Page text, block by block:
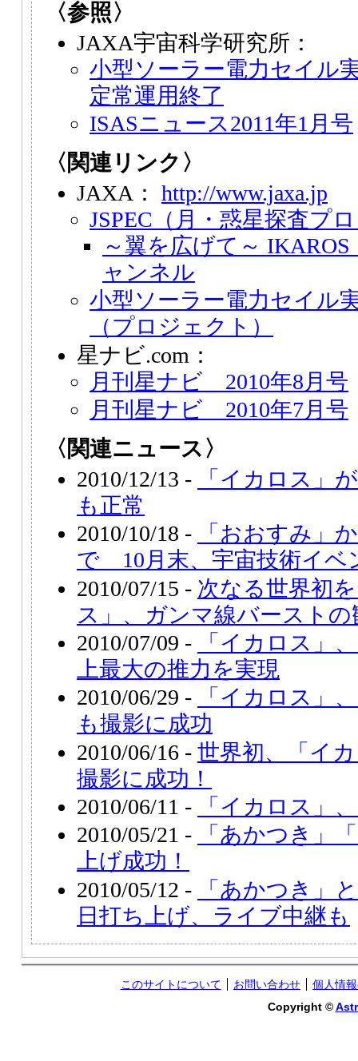
〈参照〉
JAXA宇宙科学研究所：
小型ソーラー電力セイル
定常運用終了
ISASニュース2011年1月号
〈関連リンク〉
JAXA： http://www.jaxa.jp
JSPEC（月・惑星探査プ
～翼を広げて～
ャンネル
小型ソーラー電力セイル
（プロジェクト）
星ナビ.com：
月刊星ナビ 2010年8月号
月刊星ナビ 2010年7月号
〈関連ニュース〉
2010/12/13 -
「イカロス」
も正常
2010/10/18 -
「おおすみ」
で 10月末、宇宙技術イベ
2010/07/15 - 次なる世界初
ス」、ガンマ線バースト
2010/07/09 -
「イカロス」
上最大の推力を実現
2010/06/29 -
「イカロス」
も撮影に成功
2010/06/16 - 世界初、「イ
撮影に成功！
2010/06/11 -
「イカロス」
2010/05/21 -
「あかつき」
上げ成功！
2010/05/12 -
「あかつき」
日打ち上げ、ライブ中継も
このサイトについて お問い合わせ
個人情
Copyright ©